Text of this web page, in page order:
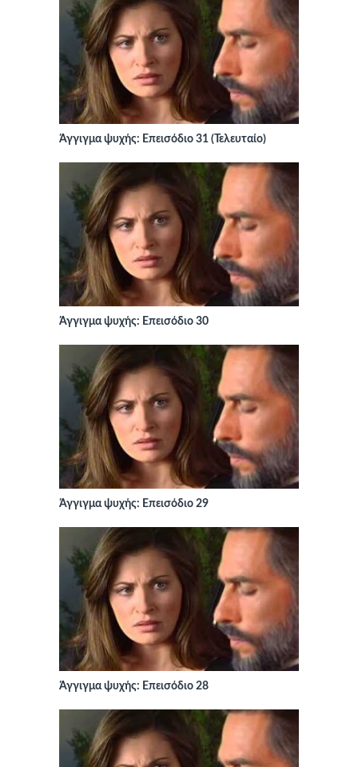
Άγγιγμα ψυχής: Επεισόδιο 31 (Τελευταίο)
Άγγιγμα ψυχής: Επεισόδιο 30
Άγγιγμα ψυχής: Επεισόδιο 29
Άγγιγμα ψυχής: Επεισόδιο 28